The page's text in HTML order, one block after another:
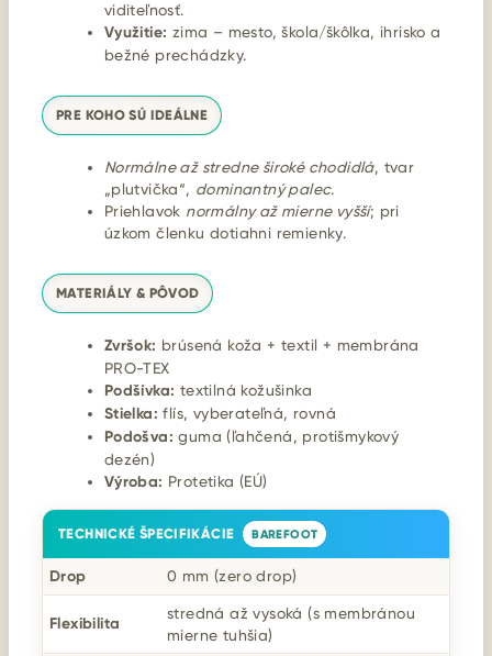
viditeľnosť.
Využitie: zima – mesto, škola/škôlka, ihrisko a
bežné prechádzky.
PRE KOHO SÚ IDEÁLNE
Normálne až stredne široké chodidlá, tvar
„plutvička“, dominantný palec.
Priehlavok normálny až mierne vyšší; pri
úzkom členku dotiahni remienky.
MATERIÁLY & PÔVOD
Zvršok: brúsená koža + textil + membrána
PRO-TEX
Podšívka: textilná kožušinka
Stielka: flís, vyberateľná, rovná
Podošva: guma (ľahčená, protišmykový
dezén)
Výroba: Protetika (EÚ)
TECHNICKÉ ŠPECIFIKÁCIE BAREFOOT
Drop 0 mm (zero drop)
Flexibilita
stredná až vysoká (s membránou
mierne tuhšia)